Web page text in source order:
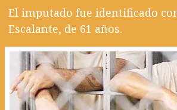
El imputado fue identificado
Escalante, de 61 años.